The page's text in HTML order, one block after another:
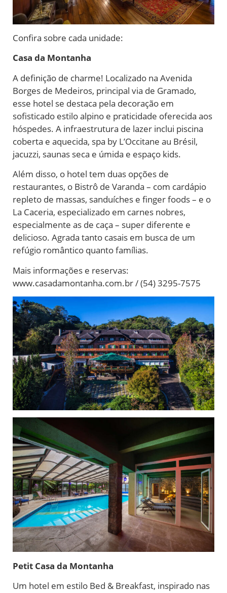
Confira sobre cada unidade:
Casa da Montanha
A definição de charme! Localizado na Avenida
Borges de Medeiros, principal via de Gramado,
esse hotel se destaca pela decoração em
sofisticado estilo alpino e praticidade oferecida aos
hóspedes. A infraestrutura de lazer inclui piscina
coberta e aquecida, spa by L’Occitane au Brésil,
jacuzzi, saunas seca e úmida e espaço kids.
Além disso, o hotel tem duas opções de
restaurantes, o Bistrô de Varanda – com cardápio
repleto de massas, sanduíches e finger foods – e o
La Caceria, especializado em carnes nobres,
especialmente as de caça – super diferente e
delicioso. Agrada tanto casais em busca de um
refúgio romântico quanto famílias.
Mais informações e reservas:
www.casadamontanha.com.br / (54) 3295-7575
Petit Casa da Montanha
Um hotel em estilo Bed & Breakfast, inspirado nas